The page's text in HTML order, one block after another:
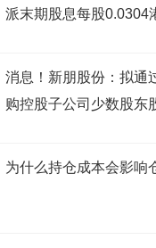
派末期股息每股0.0304
消息！新朋股份：拟通
购控股子公司少数股东
为什么持仓成本会影响